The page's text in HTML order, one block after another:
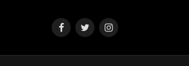
FacebookTwitterInstagram